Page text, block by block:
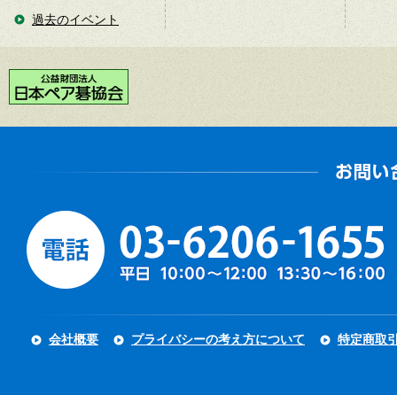
過去のイベント
会社概要 プライバシーの考え方について 特定商取